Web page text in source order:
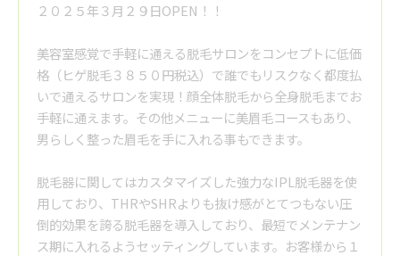
２０２５年３月２９日OPEN！！
美容室感覚で手軽に通える脱毛サロンをコンセプトに低価
格（ヒゲ脱毛３８５０円税込）で誰でもリスクなく都度払
いで通えるサロンを実現！顔全体脱毛から全身脱毛までお
手軽に通えます。その他メニューに美眉毛コースもあり、
男らしく整った眉毛を手に入れる事もできます。
脱毛器に関してはカスタマイズした強力なIPL脱毛器を使
用しており、THRやSHRよりも抜け感がとてつもない圧
倒的効果を誇る脱毛器を導入しており、最短でメンテナン
ス期に入れるようセッティングしています。お客様から１